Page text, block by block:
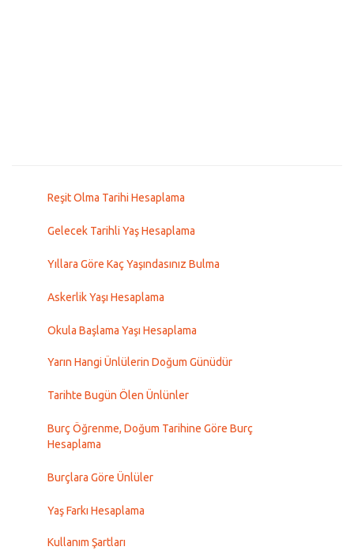
Reşit Olma Tarihi Hesaplama
Gelecek Tarihli Yaş Hesaplama
Yıllara Göre Kaç Yaşındasınız Bulma
Askerlik Yaşı Hesaplama
Okula Başlama Yaşı Hesaplama
Yarın Hangi Ünlülerin Doğum Günüdür
Tarihte Bugün Ölen Ünlünler
Burç Öğrenme, Doğum Tarihine Göre Burç
Hesaplama
Burçlara Göre Ünlüler
Yaş Farkı Hesaplama
Kullanım Şartları